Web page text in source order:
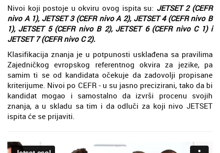
Nivoi koji postoje u okviru ovog ispita su: JETSET 2 (CEFR
nivo A 1), JETSET 3 (CEFR nivo A 2), JETSET 4 (CEFR nivo B
1), JETSET 5 (CEFR nivo B 2), JETSET 6 (CEFR nivo C 1) i
JETSET 7 (CEFR nivo C 2).
Klasifikacija znanja je u potpunosti usklađena sa pravilima
Zajedničkog evropskog referentnog okvira za jezike, pa
samim ti se od kandidata očekuje da zadovolji propisane
kriterijume. Nivoi po CEFR - u su jasno precizirani, tako da bi
kandidat mogao i samostalno da izvrši procenu svojih
znanja, a u skladu sa tim i da odluči za koji nivo JETSET
ispita će se prijaviti.